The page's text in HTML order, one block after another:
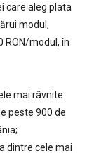
care aleg plata
modul,
RON/modul, în
mai râvnite
peste 900 de
dintre cele mai